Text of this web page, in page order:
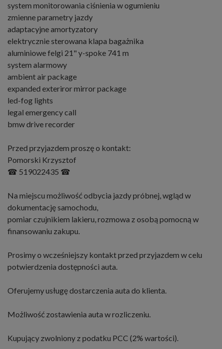
system monitorowania ciśnienia w ogumieniu
zmienne parametry jazdy
adaptacyjne amortyzatory
elektrycznie sterowana klapa bagażnika
aluminiowe felgi 21" y-spoke 741 m
system alarmowy
ambient air package
expanded exteriror mirror package
led-fog lights
legal emergency call
bmw drive recorder
Przed przyjazdem proszę o kontakt:
Pomorski Krzysztof
☎ 519022435 ☎
Na miejscu możliwość odbycia jazdy próbnej, wgląd w
dokumentację samochodu,
pomiar czujnikiem lakieru, rozmowa z osobą pomocną w
finansowaniu zakupu.
Prosimy o wcześniejszy kontakt przed przyjazdem w celu
potwierdzenia dostępności auta.
Oferujemy usługę dostarczenia auta do klienta.
Możliwość zostawienia auta w rozliczeniu.
Kupujący zwolniony z podatku PCC (2% wartości).